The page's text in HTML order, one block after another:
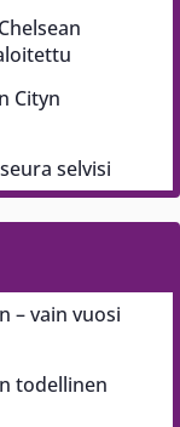
Cityn
selvisi
– vain vuosi
todellinen